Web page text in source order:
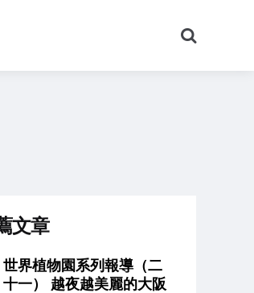
尋
文章
世界植物園系列報導（二
十一） 越夜越美麗的大阪